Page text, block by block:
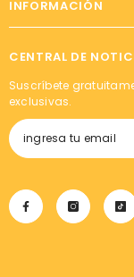
INFORMACIÓN
CENTRAL DE
Suscríbete
exclusivas.